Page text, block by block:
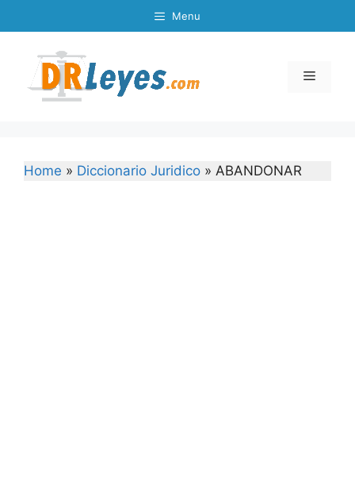
to
Menu
Menu
Home » Diccionario Juridico » ABANDONAR